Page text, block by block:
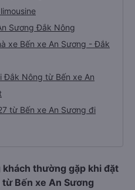
Sương Đắk Nông
xe Bến xe An Sương - Đắk
Đắk Nông từ Bến xe An
từ Bến xe An Sương đi
thường gặp khi đặt
Bến xe An Sương